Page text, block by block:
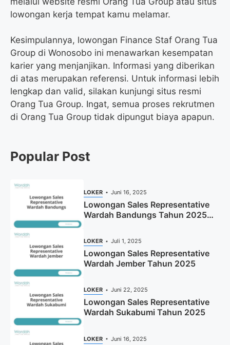
lowongan kerja tempat kamu melamar.
Kesimpulannya, lowongan Finance Staf Orang Tua
Group di Wonosobo ini menawarkan kesempatan
karier yang menjanjikan. Informasi yang diberikan
di atas merupakan referensi. Untuk informasi lebih
lengkap dan valid, silakan kunjungi situs resmi
Orang Tua Group. Ingat, semua proses rekrutmen
di Orang Tua Group tidak dipungut biaya apapun.
Popular Post
LOKER Juni 16, 2025
Lowongan Sales Representative
Wardah Bandungs Tahun 2025
LOKER Juli 1, 2025
Lowongan Sales Representative
Wardah Jember Tahun 2025
LOKER Juni 22, 2025
Lowongan Sales Representative
Wardah Sukabumi Tahun 2025
LOKER Juni 16, 2025